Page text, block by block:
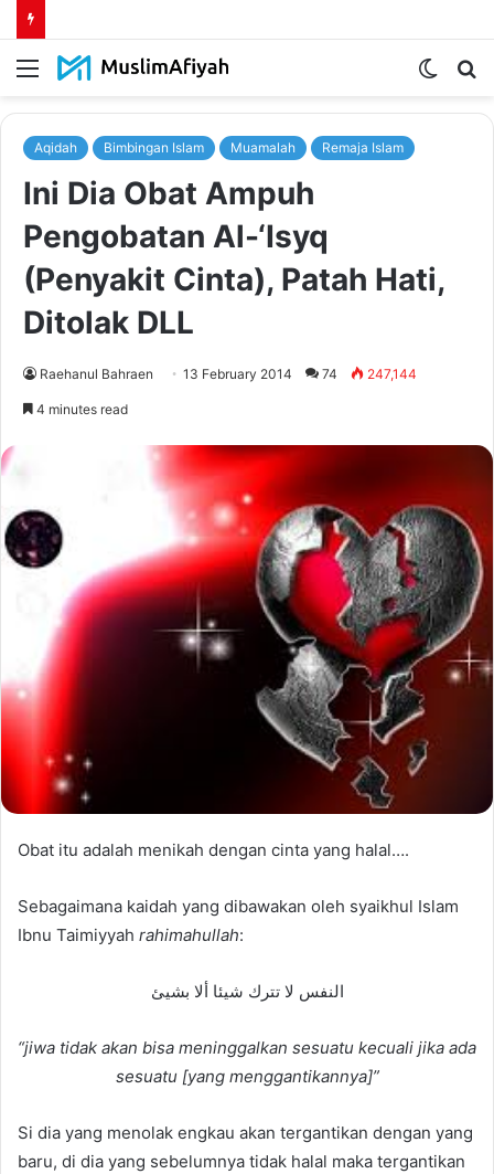
Menu
Switch
Aqidah Bimbingan Islam Muamalah Remaja Islam
Ini Dia Obat Ampuh
Pengobatan Al-‘Isyq
(Penyakit Cinta), Patah Hati,
Ditolak DLL
Raehanul Bahraen 13 February 2014 74 247,144
4 minutes read
Obat itu adalah menikah dengan cinta yang halal….
Sebagaimana kaidah yang dibawakan oleh syaikhul Islam
Ibnu Taimiyyah rahimahullah:
النفس لا تترك شيئا ألا بشيئ
“jiwa tidak akan bisa meninggalkan sesuatu kecuali jika ada
sesuatu [yang menggantikannya]”
Si dia yang menolak engkau akan tergantikan dengan yang
baru, di dia yang sebelumnya tidak halal maka tergantikan